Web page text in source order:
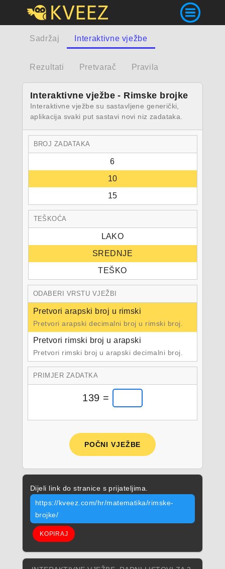
Sadržaj Interaktivne vježbe
Rezultati Pretvarač Pravila
Interaktivne vježbe - Rimske brojke
Interaktivne vježbe su sastavljene generički,
aplikacija svaki put sastavi novi niz zadataka.
BROJ ZADATAKA
6
10
15
TEŠKOĆA
LAKO
SREDNJE
TEŠKO
ODABERI VRSTU VJEŽBI
Pretvori arapski broj u rimski
Pretvori arapski decimalni broj u rimski broj.
Pretvori rimski broj u arapski
Pretvori rimski broj u arapski decimalni broj.
PRIMJER ZADATKA
139 =
POČNI VJEŽBE
Dijeli link do stranice s prijateljima.
https://kveez.com/hr/matematika/rimske-
brojke/
KOPIRAJ